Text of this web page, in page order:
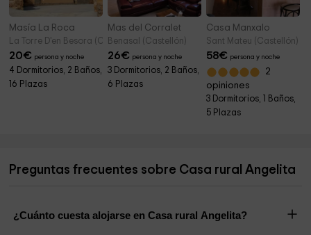
Masía La Roca
La Torre D'en Besora (Castellón)
20€ persona y noche
4 Dormitorios, 2 Baños,
16 Plazas
Mas del Corralet
Benasal (Castellón)
26€ persona y noche
3 Dormitorios, 2 Baños,
6 Plazas
Casa Manxalo
Sant Mateu (Castellón)
58€ persona y noche
2
opiniones
3 Dormitorios, 1 Baños,
5 Plazas
Preguntas frecuentes sobre Casa rural Angelita
¿Cuánto cuesta alojarse en Casa rural Angelita?